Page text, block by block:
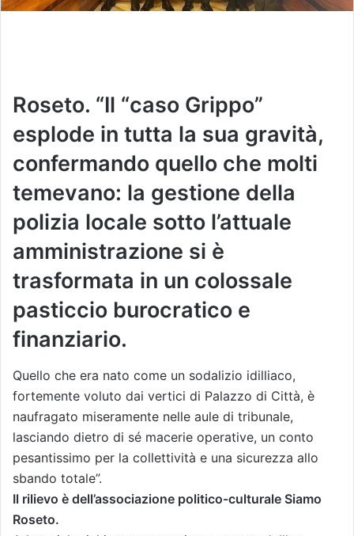
Roseto. “Il “caso Grippo”
esplode in tutta la sua gravità,
confermando quello che molti
temevano: la gestione della
polizia locale sotto l’attuale
amministrazione si è
trasformata in un colossale
pasticcio burocratico e
finanziario.
Quello che era nato come un sodalizio idilliaco,
fortemente voluto dai vertici di Palazzo di Città, è
naufragato miseramente nelle aule di tribunale,
lasciando dietro di sé macerie operative, un conto
pesantissimo per la collettività e una sicurezza allo
sbando totale”.
Il rilievo è dell’associazione politico-culturale Siamo
Roseto.